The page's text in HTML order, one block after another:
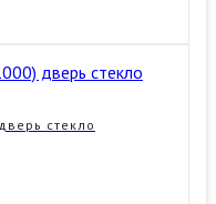
стекло